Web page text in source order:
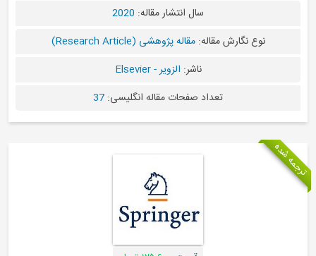
سال انتشار مقاله:2020
مقاله:مقاله پژوهشی (Research Article)
تعداد صفحات مقاله انگلیسی:37